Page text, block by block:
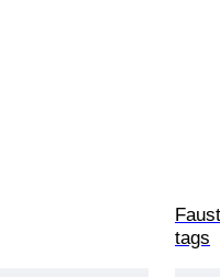
tags